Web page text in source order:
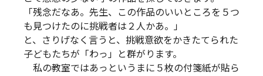
「残念だなあ。先生、この作品のいいところを５つ
も見つけたのに挑戦者は２人かあ。」
と、さりげなく言うと、挑戦意欲をかきたてられた
子どもたちが「わっ」と群がります。
私の教室ではあっというまに５枚の付箋紙が貼ら